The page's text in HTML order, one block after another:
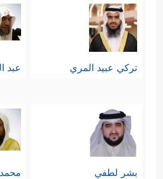
تركي عبيد المري عبد
بشر لطفي